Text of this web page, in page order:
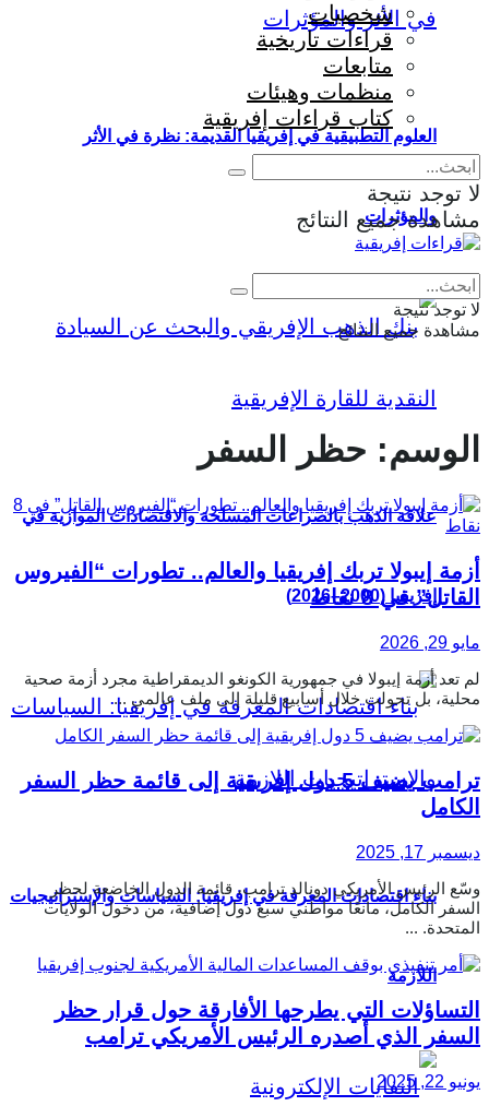
العلوم التطبيقية في إفريقيا القديمة: نظرة في الأثر
والمؤثرات
علاقة الذهب بالصراعات المسلحة والاقتصادات الموازية في
إفريقيا (2000–2026)
بناء اقتصادات المعرفة في إفريقيا: السياسات والإستراتيجيات
اللازمة
شخصيات
قراءات تاريخية
متابعات
منظمات وهيئات
كتاب قراءات إفريقية
لا توجد نتيجة
مشاهدة جميع النتائج
لا توجد نتيجة
مشاهدة جميع النتائج
الوسم: حظر السفر
أزمة إيبولا تربك إفريقيا والعالم.. تطورات “الفيروس
القاتل” في 8 نقاط
مايو 29, 2026
لم تعد أزمة إيبولا في جمهورية الكونغو الديمقراطية مجرد أزمة صحية
محلية، بل تحولت خلال أسابيع قليلة إلى ملف عالمي ...
ترامب يضيف 5 دول إفريقية إلى قائمة حظر السفر
الكامل
ديسمبر 17, 2025
وسّع الرئيس الأمريكي دونالد ترامب، قائمة الدول الخاضعة لحظر
السفر الكامل، مانعًا مواطني سبع دول إضافية، من دخول الولايات
المتحدة. ...
التساؤلات التي يطرحها الأفارقة حول قرار حظر
السفر الذي أصدره الرئيس الأمريكي ترامب
يونيو 22, 2025